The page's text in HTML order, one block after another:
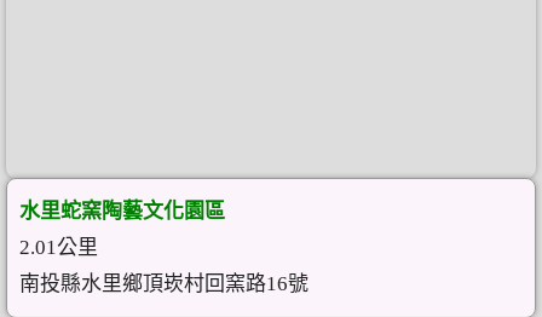
水里蛇窯陶藝文化園區
2.01公里
南投縣水里鄉頂崁村回窯路16號